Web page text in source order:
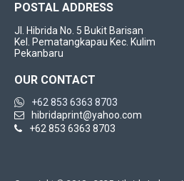
POSTAL ADDRESS
Jl. Hibrida No. 5 Bukit Barisan
Kel. Pematangkapau Kec. Kulim
Pekanbaru
OUR CONTACT
+62 853 6363 8703
hibridaprint@yahoo.com
+62 853 6363 8703